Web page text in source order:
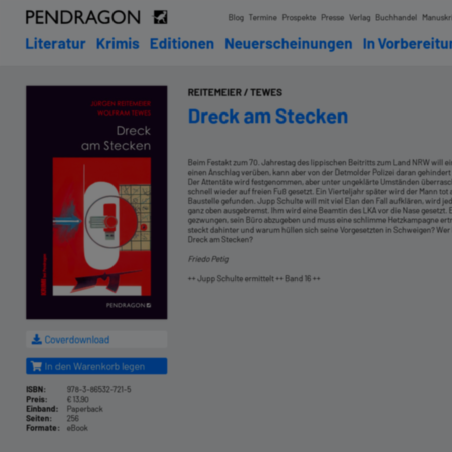
Blog Termine Prospekte Presse Verlag Buchhandel
Literatur Krimis Editionen Neuerscheinungen In
Coverdownload
In den Warenkorb legen
ISBN:
978-3-86532-721-5
Preis:
€ 13,90
Einband:
Paperback
Seiten:
256
Formate:
eBook
Dreck am Stecken
REITEMEIER / TEWES
Beim Festakt zum 70. Jahrestag des lippischen Beitritts zum Land NRW will
einen Anschlag verüben, kann aber von der Detmolder Polizei daran gehindert
Der Attentäte wird festgenommen, aber unter ungeklärte Umständen
schnell wieder auf freien Fuß gesetzt. Ein Vierteljahr später wird der Mann tot
Baustelle gefunden. Jupp Schulte will mit viel Elan den Fall aufklären, wird
ganz oben ausgebremst. Ihm wird eine Beamtin des LKA vor die Nase gesetzt.
gezwungen, sein Büro abzugeben und muss eine schlimme Hetzkampagne
steckt dahinter und warum hüllen sich seine Vorgesetzten in Schweigen?
Dreck am Stecken?
Friedo Petig
++ Jupp Schulte ermittelt ++ Band 16 ++